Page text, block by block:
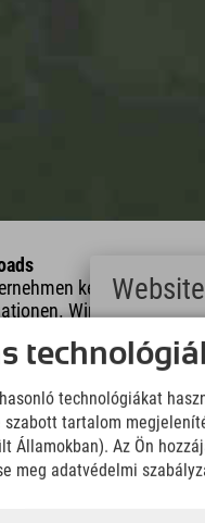
keine Haftung
Wir empfehlen
technológiákat
szabott tartalom
Államokban). Az Ön
meg adatvédelmi
Website
Deutsch
(German)
(English)
Italiano
(Italian)
Čeština